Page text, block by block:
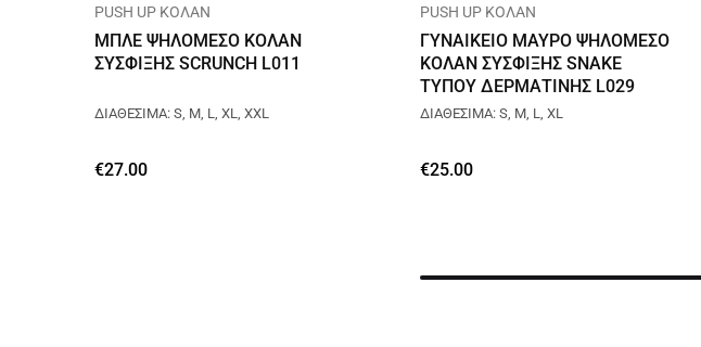
PUSH UP ΚΟΛΑΝ
ΜΠΛΕ ΨΗΛΟΜΕΣΟ ΚΟΛΑΝ
ΣΥΣΦΙΞΗΣ SCRUNCH L011
ΔΙΑΘΕΣΙΜΑ: S, M, L, XL, XXL
€27.00
PUSH UP ΚΟΛΑΝ
ΓΥΝΑΙΚΕΙΟ ΜΑΥΡΟ ΨΗΛΟΜΕΣΟ
ΚΟΛΑΝ ΣΥΣΦΙΞΗΣ SNAKE
ΤΥΠΟΥ ΔΕΡΜΑΤΙΝΗΣ L029
ΔΙΑΘΕΣΙΜΑ: S, M, L, XL
€25.00